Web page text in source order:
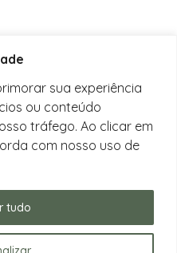
sua experiência
ou conteúdo
tráfego. Ao clicar em
com nosso uso de
tudo